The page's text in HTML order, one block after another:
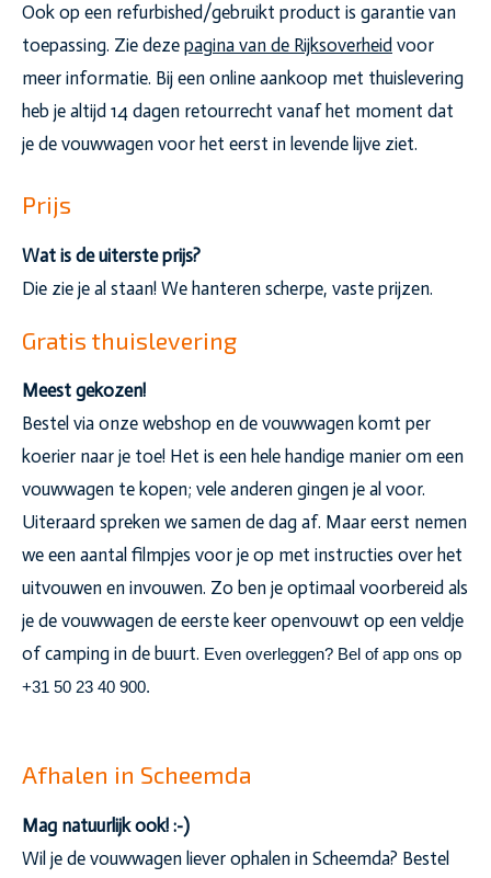
Ook op een refurbished/gebruikt product is garantie van
toepassing. Zie deze pagina van de Rijksoverheid voor
meer informatie. Bij een online aankoop met thuislevering
heb je altijd 14 dagen retourrecht vanaf het moment dat
je de vouwwagen voor het eerst in levende lijve ziet.
Prijs
Wat is de uiterste prijs?
Die zie je al staan! We hanteren scherpe, vaste prijzen.
Gratis thuislevering
Meest gekozen!
Bestel via onze webshop en de vouwwagen komt per
koerier naar je toe! Het is een hele handige manier om een
vouwwagen te kopen; vele anderen gingen je al voor.
Uiteraard spreken we samen de dag af. Maar eerst nemen
we een aantal filmpjes voor je op met instructies over het
uitvouwen en invouwen. Zo ben je optimaal voorbereid als
je de vouwwagen de eerste keer openvouwt op een veldje
of camping in de buurt. Even overleggen? Bel of app ons op
+31 50 23 40 900.
Afhalen in Scheemda
Mag natuurlijk ook! :-)
Wil je de vouwwagen liever ophalen in Scheemda? Bestel